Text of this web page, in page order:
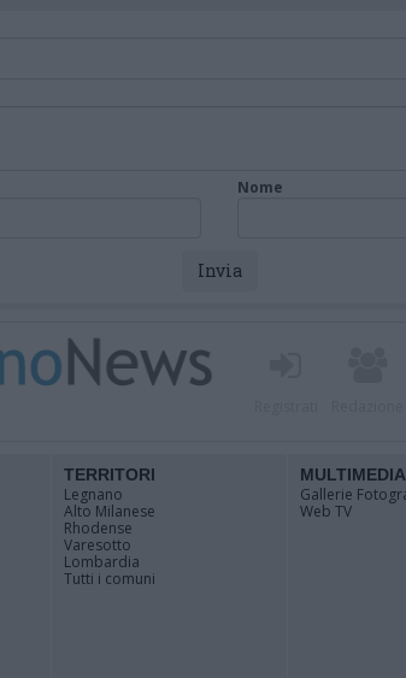
Nome
TERRITORI
Legnano
Alto Milanese
Rhodense
Varesotto
Lombardia
Tutti i comuni
MULTIMEDIA
Gallerie
Web TV